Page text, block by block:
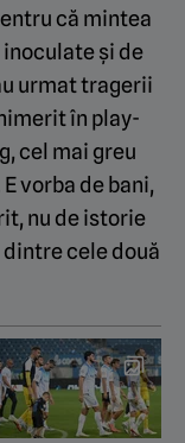
că mintea
și de
urmat tragerii
în play-
cel mai greu
vorba de bani,
nu de istorie
cele două